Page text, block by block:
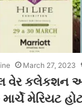
March 27, 2023
વેર કલેકશન
મેરિયટ